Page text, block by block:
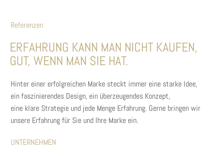
Referenzen
ERFAHRUNG KANN MAN NICHT KAUFEN,
GUT, WENN MAN SIE HAT.
Hinter einer erfolgreichen Marke steckt immer eine starke Idee,
ein faszinierendes Design, ein überzeugendes Konzept,
eine klare Strategie und jede Menge Erfahrung. Gerne bringen wir
unsere Erfahrung für Sie und Ihre Marke ein.
UNTERNEHMEN